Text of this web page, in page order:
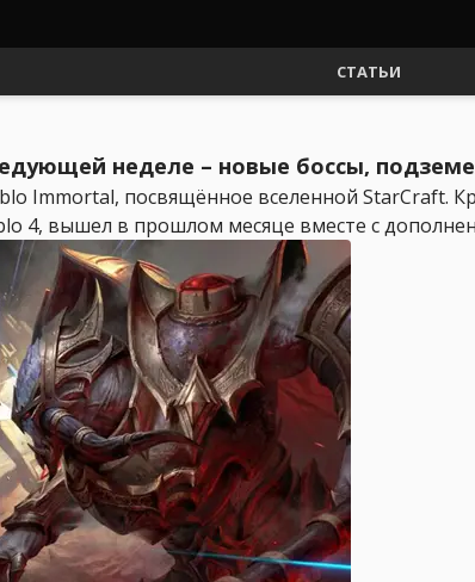
СТАТЬИ
неделе – новые боссы,
Immortal, посвящённое вселенной StarCraft.
4, вышел в прошлом месяце вместе с